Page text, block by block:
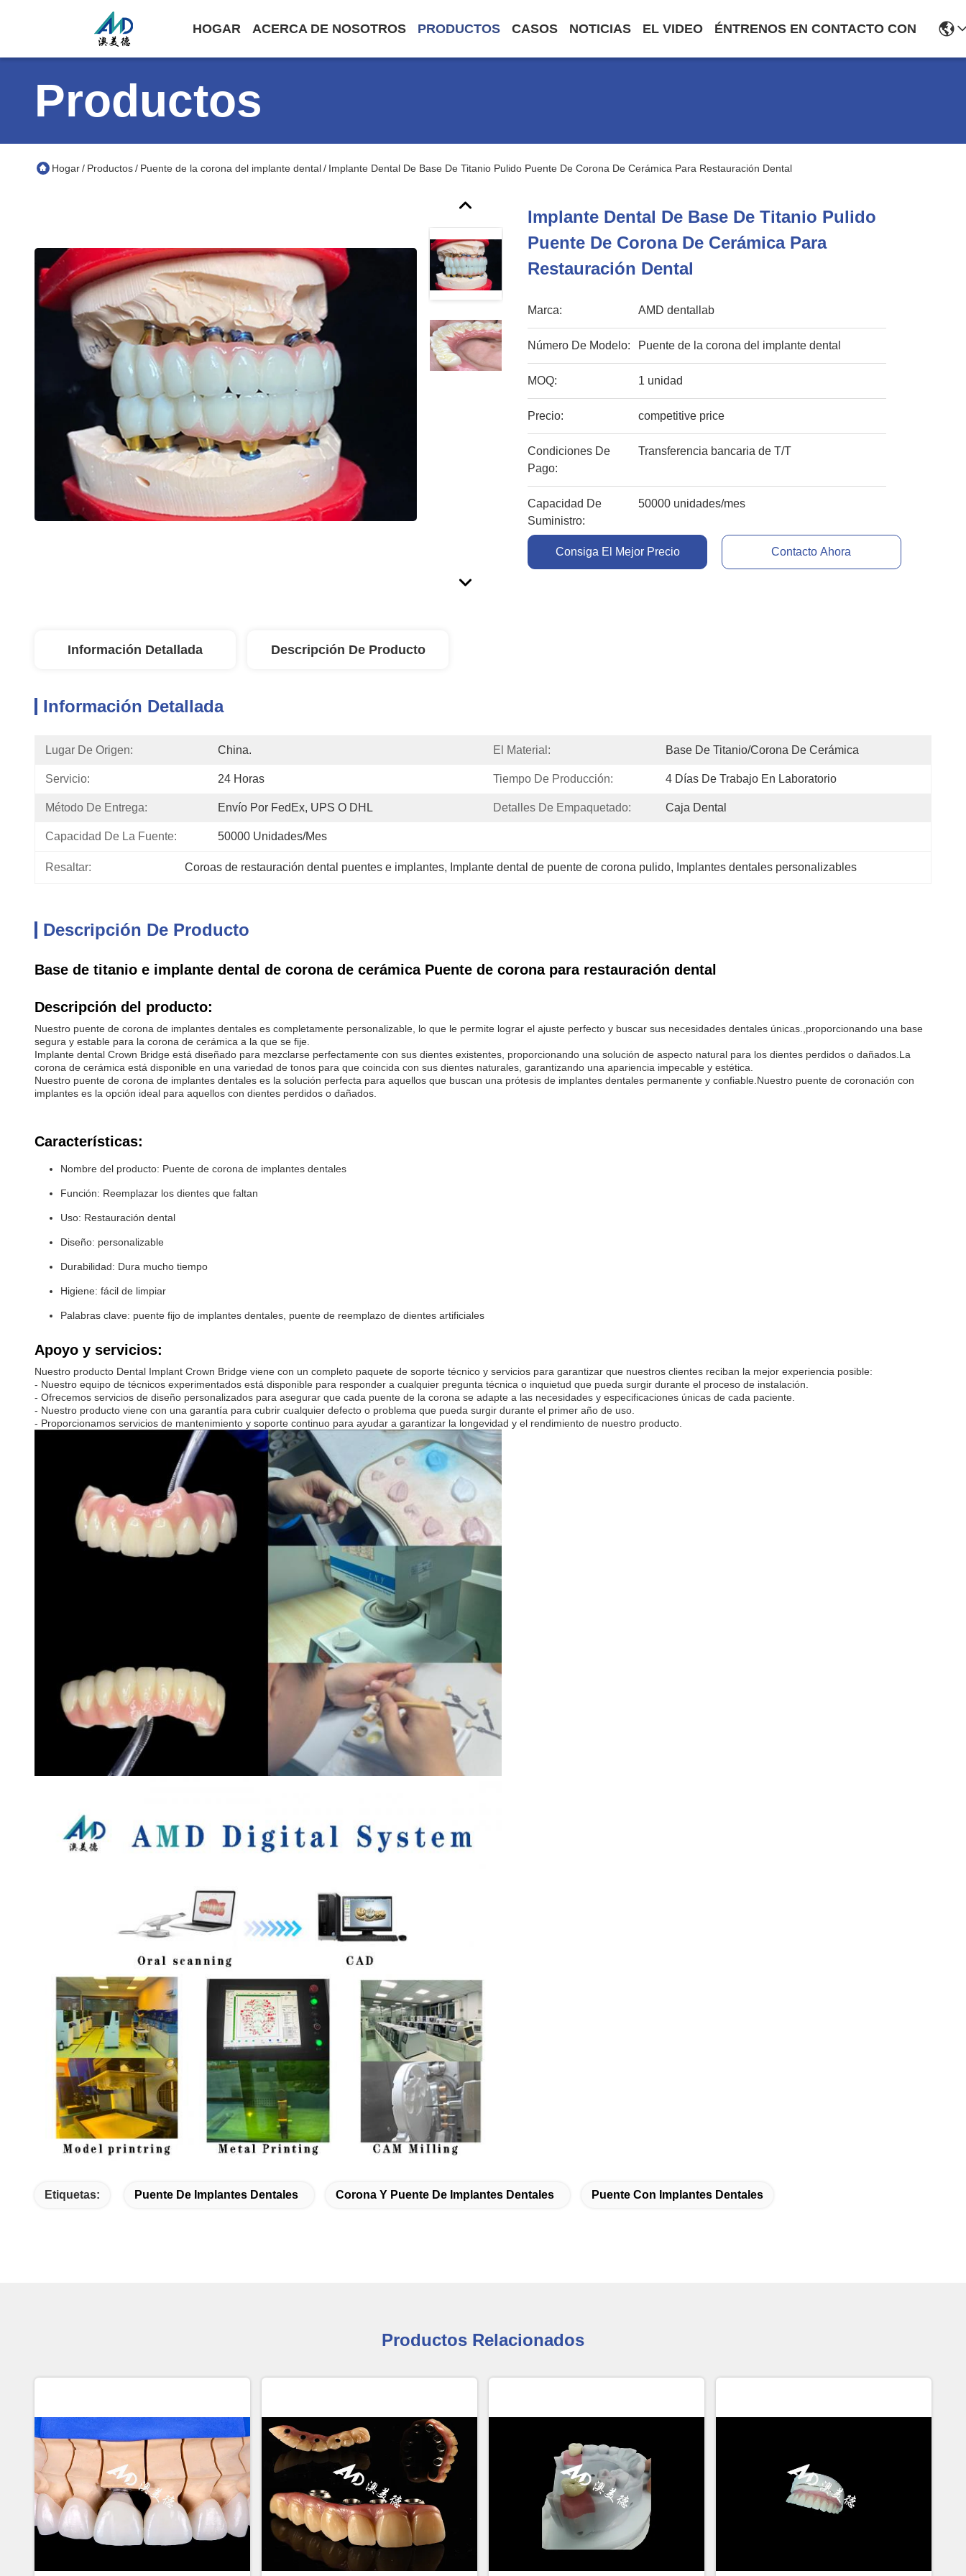
HOGAR ACERCA DE NOSOTROS PRODUCTOS CASOS NOTICIAS EL VIDEO ÉNTRENOS EN CONTACTO CON
Productos
Hogar/ Productos/ Puente de la corona del implante dental/ Implante Dental De Base De Titanio Pulido Puente De Corona De Cerámica Para Restauración Dental
Implante Dental De Base De Titanio Pulido
Puente De Corona De Cerámica Para
Restauración Dental
Marca: AMD dentallab
Número De Modelo: Puente de la corona del implante dental
MOQ: 1 unidad
Precio: competitive price
Condiciones De
Pago:
Transferencia bancaria de T/T
Capacidad De
Suministro:
50000 unidades/mes
Consiga El Mejor Precio Contacto Ahora
Información Detallada Descripción De Producto
Información Detallada
Lugar De Origen: China. El Material: Base De Titanio/corona De Cerámica
Servicio: 24 Horas Tiempo De Producción: 4 Días De Trabajo En Laboratorio
Método De Entrega: Envío Por FedEx, UPS O DHL Detalles De Empaquetado: Caja Dental
Capacidad De La Fuente: 50000 Unidades/mes
Resaltar: Coroas de restauración dental puentes e implantes, Implante dental de puente de corona pulido, Implantes dentales personalizables
Descripción De Producto
Base de titanio e implante dental de corona de cerámica Puente de corona para restauración dental
Descripción del producto:
Nuestro puente de corona de implantes dentales es completamente personalizable, lo que le permite lograr el ajuste perfecto y buscar sus necesidades dentales únicas.,proporcionando una base
segura y estable para la corona de cerámica a la que se fije.
Implante dental Crown Bridge está diseñado para mezclarse perfectamente con sus dientes existentes, proporcionando una solución de aspecto natural para los dientes perdidos o dañados.La
corona de cerámica está disponible en una variedad de tonos para que coincida con sus dientes naturales, garantizando una apariencia impecable y estética.
Nuestro puente de corona de implantes dentales es la solución perfecta para aquellos que buscan una prótesis de implantes dentales permanente y confiable.Nuestro puente de coronación con
implantes es la opción ideal para aquellos con dientes perdidos o dañados.
Características:
Nombre del producto: Puente de corona de implantes dentales
Función: Reemplazar los dientes que faltan
Uso: Restauración dental
Diseño: personalizable
Durabilidad: Dura mucho tiempo
Higiene: fácil de limpiar
Palabras clave: puente fijo de implantes dentales, puente de reemplazo de dientes artificiales
Apoyo y servicios:
Nuestro producto Dental Implant Crown Bridge viene con un completo paquete de soporte técnico y servicios para garantizar que nuestros clientes reciban la mejor experiencia posible:
- Nuestro equipo de técnicos experimentados está disponible para responder a cualquier pregunta técnica o inquietud que pueda surgir durante el proceso de instalación.
- Ofrecemos servicios de diseño personalizados para asegurar que cada puente de la corona se adapte a las necesidades y especificaciones únicas de cada paciente.
- Nuestro producto viene con una garantía para cubrir cualquier defecto o problema que pueda surgir durante el primer año de uso.
- Proporcionamos servicios de mantenimiento y soporte continuo para ayudar a garantizar la longevidad y el rendimiento de nuestro producto.
Etiquetas: Puente De Implantes Dentales Corona Y Puente De Implantes Dentales Puente Con Implantes Dentales
Productos Relacionados